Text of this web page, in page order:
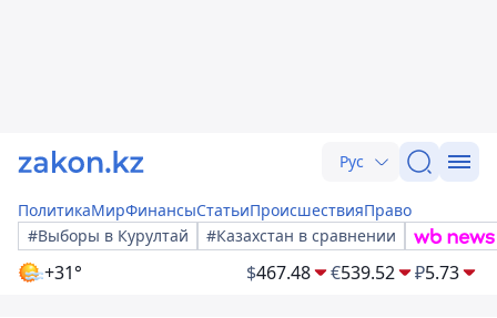
Рус
ПолитикаМирФинансыСтатьиПроисшествияПраво
#Выборы в Курултай
#Казахстан в сравнении
+31° $467.48 €539.52 ₽5.73